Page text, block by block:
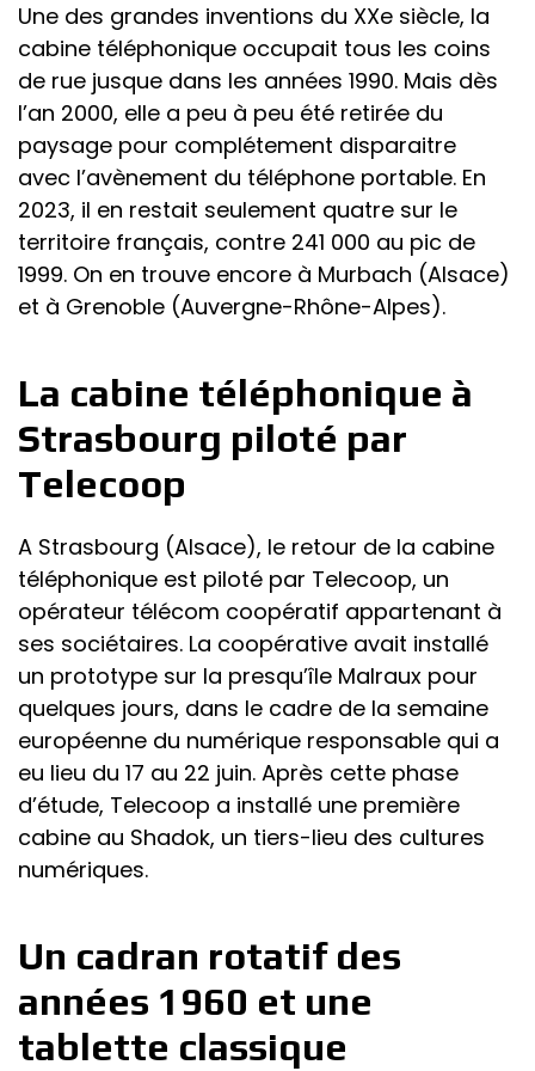
Une des grandes inventions du XXe siècle, la
cabine téléphonique occupait tous les coins
de rue jusque dans les années 1990. Mais dès
l’an 2000, elle a peu à peu été retirée du
paysage pour complétement disparaitre
avec l’avènement du téléphone portable. En
2023, il en restait seulement quatre sur le
territoire français, contre 241 000 au pic de
1999. On en trouve encore à Murbach (Alsace)
et à Grenoble (Auvergne-Rhône-Alpes).
La cabine téléphonique à
Strasbourg piloté par
Telecoop
A Strasbourg (Alsace), le retour de la cabine
téléphonique est piloté par Telecoop, un
opérateur télécom coopératif appartenant à
ses sociétaires. La coopérative avait installé
un prototype sur la presqu’île Malraux pour
quelques jours, dans le cadre de la semaine
européenne du numérique responsable qui a
eu lieu du 17 au 22 juin. Après cette phase
d’étude, Telecoop a installé une première
cabine au Shadok, un tiers-lieu des cultures
numériques.
Un cadran rotatif des
années 1960 et une
tablette classique